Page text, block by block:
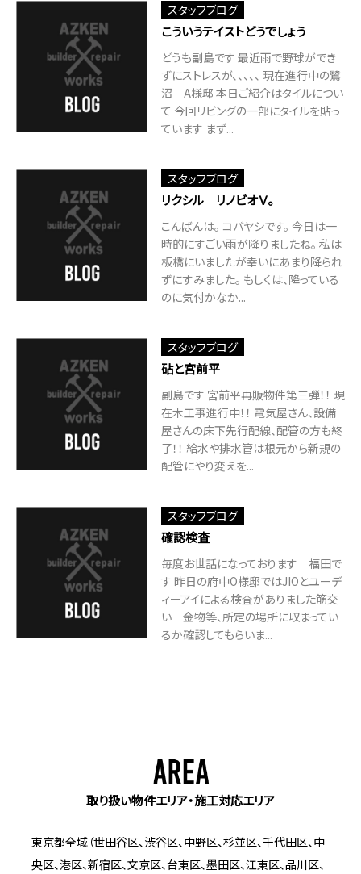
スタッフブログ
こういうテイストどうでしょう
どうも副島です 最近雨で野球ができ
ずにストレスが、、、、、 現在進行中の鷺
沼 A様邸 本日ご紹介はタイルについ
て 今回リビングの一部にタイルを貼っ
ています まず...
スタッフブログ
リクシル リノビオＶ。
こんばんは。 コバヤシです。 今日は一
時的にすごい雨が降りましたね。 私は
板橋にいましたが幸いにあまり降られ
ずにすみました。 もしくは、降っている
のに気付かなか...
スタッフブログ
砧と宮前平
副島です 宮前平再販物件第三弾！！ 現
在木工事進行中！！ 電気屋さん、設備
屋さんの床下先行配線、配管の方も終
了！！ 給水や排水管は根元から新規の
配管にやり変えを...
スタッフブログ
確認検査
毎度お世話になっております 福田で
す 昨日の府中O様邸ではJIOとユーデ
ィーアイによる検査がありました筋交
い 金物等、所定の場所に収まってい
るか確認してもらいま...
取り扱い物件エリア・施工対応エリア
東京都全域（世田谷区、渋谷区、中野区、杉並区、千代田区、中
央区、港区、新宿区、文京区、台東区、墨田区、江東区、品川区、